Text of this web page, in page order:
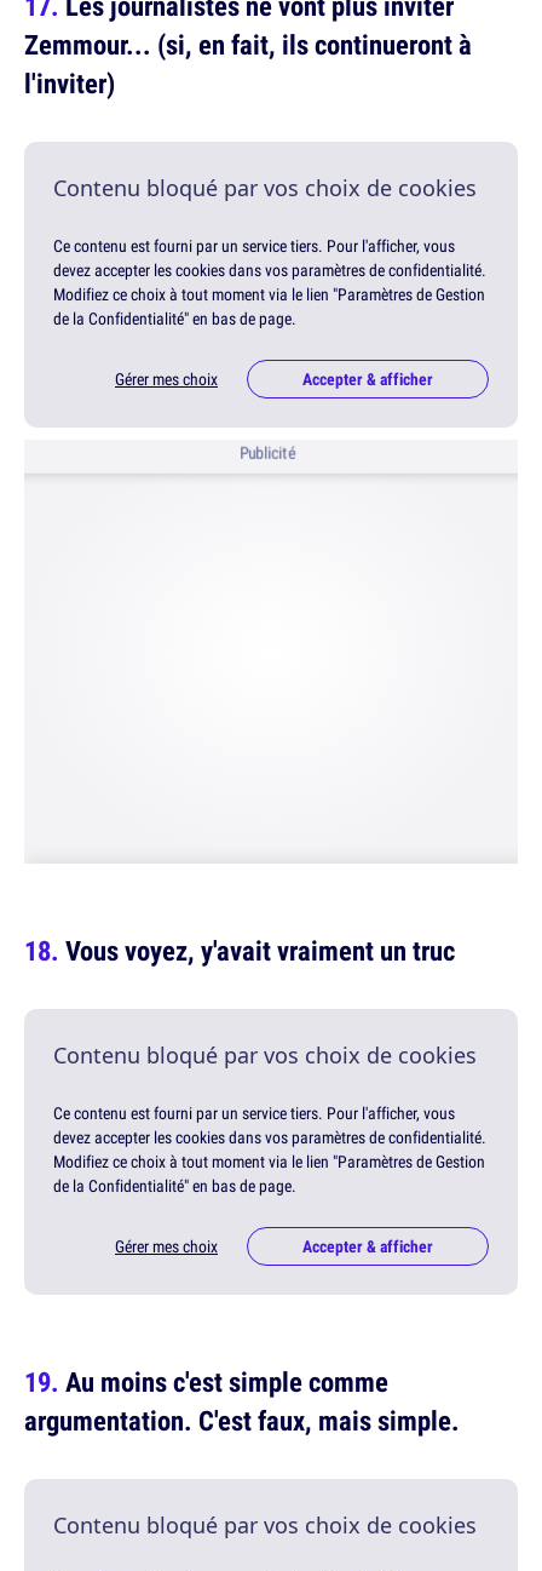
Zemmour... (si, en fait, ils continueront à
l'inviter)
Contenu bloqué par vos choix de cookies
Ce contenu est fourni par un service tiers. Pour l'afficher, vous
devez accepter les cookies dans vos paramètres de confidentialité.
Modifiez ce choix à tout moment via le lien "Paramètres de Gestion
de la Confidentialité" en bas de page.
Gérer mes choix Accepter & afficher
Publicité
Vous voyez, y'avait vraiment un truc
Contenu bloqué par vos choix de cookies
Ce contenu est fourni par un service tiers. Pour l'afficher, vous
devez accepter les cookies dans vos paramètres de confidentialité.
Modifiez ce choix à tout moment via le lien "Paramètres de Gestion
de la Confidentialité" en bas de page.
Gérer mes choix Accepter & afficher
Au moins c'est simple comme
argumentation. C'est faux, mais simple.
Contenu bloqué par vos choix de cookies